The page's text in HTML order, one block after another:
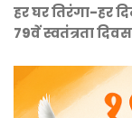
हर घर तिरंगा-हर
79वें स्वतंत्रता